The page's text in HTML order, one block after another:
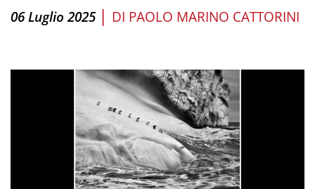
06 Luglio 2025 | DI PAOLO MARINO CATTORINI